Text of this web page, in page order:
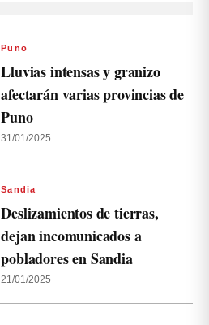
Puno
Lluvias intensas y granizo
afectarán varias provincias de
Puno
31/01/2025
Sandia
Deslizamientos de tierras,
dejan incomunicados a
pobladores en Sandia
21/01/2025